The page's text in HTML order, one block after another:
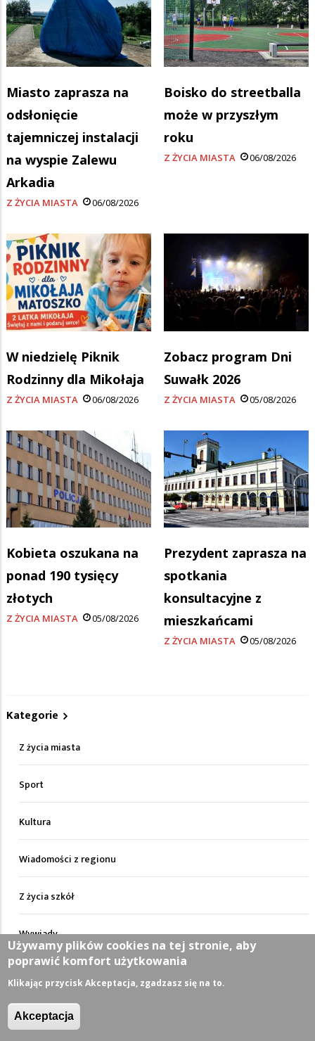
Miasto zaprasza na
odsłonięcie
tajemniczej instalacji
na wyspie Zalewu
Arkadia
Z ŻYCIA MIASTA 06/08/2026
Boisko do streetballa
może w przyszłym
roku
Z ŻYCIA MIASTA 06/08/2026
W niedzielę Piknik
Rodzinny dla Mikołaja
Z ŻYCIA MIASTA 06/08/2026
Zobacz program Dni
Suwałk 2026
Z ŻYCIA MIASTA 05/08/2026
Kobieta oszukana na
ponad 190 tysięcy
złotych
Z ŻYCIA MIASTA 05/08/2026
Prezydent zaprasza na
spotkania
konsultacyjne z
mieszkańcami
Z ŻYCIA MIASTA 05/08/2026
Kategorie
Z życia miasta
Sport
Kultura
Wiadomości z regionu
Z życia szkół
Wywiady
Turystyka
Motoryzacja
Używamy plików cookies na tej stronie, aby
poprawić komfort użytkowania
Klikając przycisk Akceptacja, zgadzasz się na to.
Akceptacja